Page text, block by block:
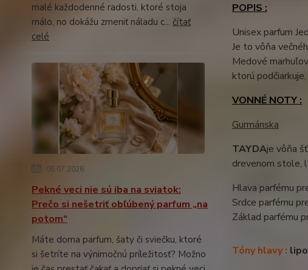
malé každodenné radosti, ktoré stoja
málo, no dokážu zmeniť náladu c... čítať
celé
06.07.2026
Pekné veci nie sú iba na sviatok:
Prečo si nešetriť obľúbený parfum „na
potom“
Máte doma parfum, šaty či sviečku, ktoré
si šetríte na výnimočnú príležitosť? Možno
POPIS :
Unisex parfum
Je to vôňa
Medové
ktorú
VONNÉ NOTY :
Gurmánska
TAYDAje vôňa
drevenom stole,
Hlava parfému
Srdce parfému
Základ parfému
Tóny hlavy :